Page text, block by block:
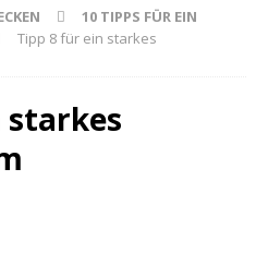
10 TIPPS FÜR EIN
Tipp 8 für ein starkes
starkes